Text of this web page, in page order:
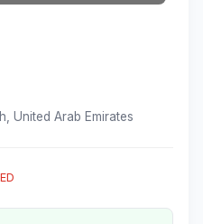
United Arab Emirates